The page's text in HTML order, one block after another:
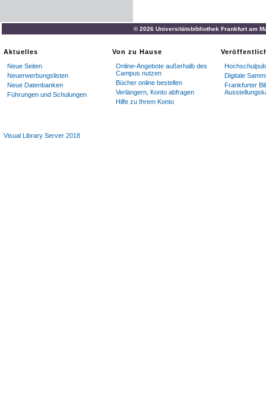
© 2026 Universitätsbibliothek Frankfurt am
Aktuelles
Neue Seiten
Neuerwerbungslisten
Neue Datenbanken
Führungen und Schulungen
Von zu Hause
Online-Angebote außerhalb des
Campus nutzen
Bücher online bestellen
Verlängern, Konto abfragen
Hilfe zu Ihrem Konto
Digitale
Frankfurter
Visual Library Server 2018